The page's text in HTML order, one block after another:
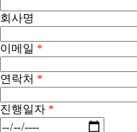
회사명
이메일 *
연락처 *
진행일자 *